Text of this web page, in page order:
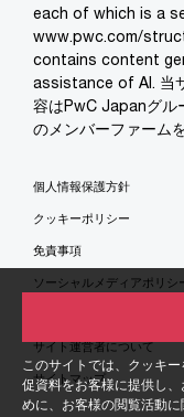
このサイトでは、クッキ
促資料をお客様に提供し
めに、お客様の閲覧活動
each of which is a
www.pwc.com/
contains content
assistance of AI. 当
容はPwC Japanグル
のメンバーファーム
個人情報保護方針
クッキーポリシー
免責事項
ソーシャルメディアポリシ
サイト運営者について
サイトマップ